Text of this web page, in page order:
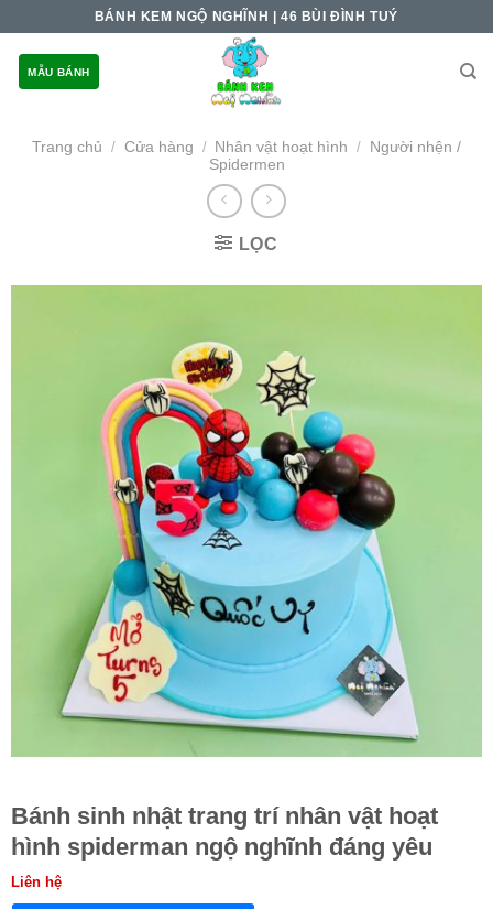
content
BÁNH KEM NGỘ NGHĨNH | 46 BÙI ĐÌNH TUÝ
MẪU BÁNH
Trang chủ / Cửa hàng / Nhân vật hoạt hình / Người nhện /
Spidermen
LỌC
Bánh sinh nhật trang trí nhân vật hoạt
hình spiderman ngộ nghĩnh đáng yêu
Liên hệ